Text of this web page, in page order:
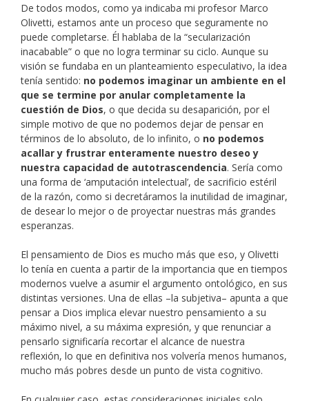
De todos modos, como ya indicaba mi profesor Marco
Olivetti, estamos ante un proceso que seguramente no
puede completarse. Él hablaba de la “secularización
inacabable” o que no logra terminar su ciclo. Aunque su
visión se fundaba en un planteamiento especulativo, la idea
tenía sentido: no podemos imaginar un ambiente en el
que se termine por anular completamente la
cuestión de Dios, o que decida su desaparición, por el
simple motivo de que no podemos dejar de pensar en
términos de lo absoluto, de lo infinito, o no podemos
acallar y frustrar enteramente nuestro deseo y
nuestra capacidad de autotrascendencia. Sería como
una forma de ‘amputación intelectual’, de sacrificio estéril
de la razón, como si decretáramos la inutilidad de imaginar,
de desear lo mejor o de proyectar nuestras más grandes
esperanzas.
El pensamiento de Dios es mucho más que eso, y Olivetti
lo tenía en cuenta a partir de la importancia que en tiempos
modernos vuelve a asumir el argumento ontológico, en sus
distintas versiones. Una de ellas –la subjetiva– apunta a que
pensar a Dios implica elevar nuestro pensamiento a su
máximo nivel, a su máxima expresión, y que renunciar a
pensarlo significaría recortar el alcance de nuestra
reflexión, lo que en definitiva nos volvería menos humanos,
mucho más pobres desde un punto de vista cognitivo.